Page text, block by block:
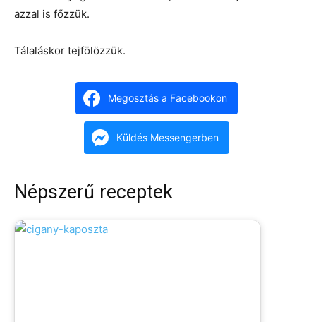
azzal is főzzük.
Tálaláskor tejfölözzük.
Megosztás a Facebookon
Küldés Messengerben
Népszerű receptek